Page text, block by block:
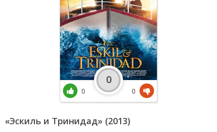
«Эскиль и Тринидад» (2013)
0
0
0